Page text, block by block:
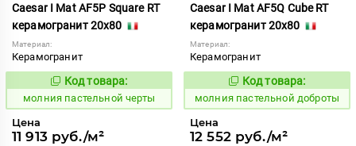
Caesar I Mat AF5P Square RT
керамогранит 20x80
Материал:
Керамогранит
1008745
Код товара:
молния пастельной черты
Цена
11 913 руб./м²
Caesar I Mat AF5Q Cube RT
керамогранит 20x80
Материал:
Керамогранит
1008747
Код товара:
молния пастельной доброты
Цена
12 552 руб./м²